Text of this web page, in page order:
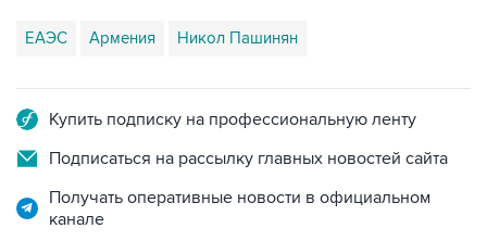
ЕАЭС Армения Никол Пашинян
Купить подписку на профессиональную ленту
Подписаться на рассылку главных новостей сайта
Получать оперативные новости в официальном
канале